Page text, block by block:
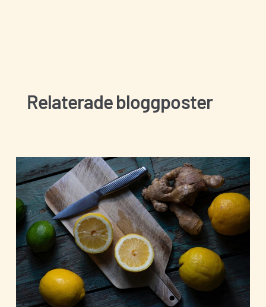
Relaterade bloggposter